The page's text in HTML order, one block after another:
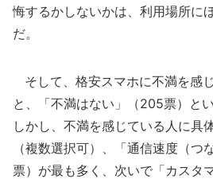
悔するかしないかは、利用場所に
だ。
そして、格安スマホに不満を感
と、「不満はない」（205票）と
しかし、不満を感じている人に具
（複数選択可）、「通信速度（つ
票）が最も多く、次いで「カスタ